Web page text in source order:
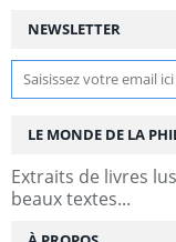
NEWSLETTER
LE MONDE DE LA
Extraits de livres
beaux textes...